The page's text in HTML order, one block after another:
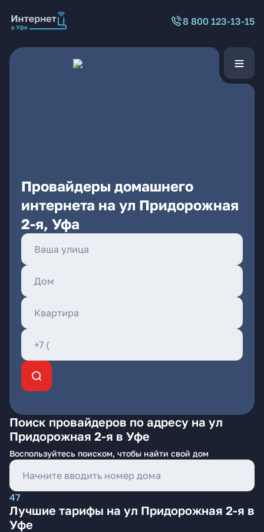
8 800 123-13-15
Провайдеры домашнего
интернета на ул Придорожная
2-я, Уфа
Поиск провайдеров по адресу на ул
Придорожная 2-я в Уфе
Воспользуйтесь поиском, чтобы найти свой дом
47
Лучшие тарифы на ул Придорожная 2-я в
Уфе